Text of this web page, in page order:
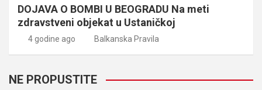
DOJAVA O BOMBI U BEOGRADU Na meti
zdravstveni objekat u Ustaničkoj
4 godine ago Balkanska Pravila
NE PROPUSTITE